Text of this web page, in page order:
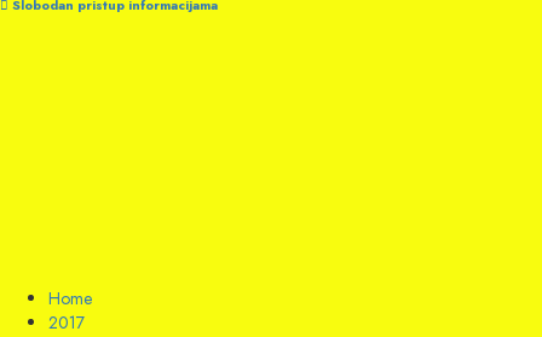
Slobodan pristup informacijama
Home
2017